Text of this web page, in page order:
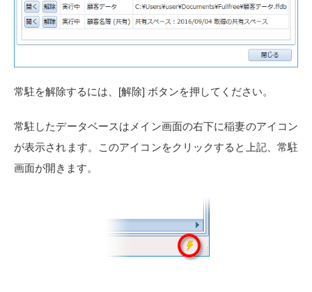
常駐を解除するには、[解除] ボタンを押してください。
常駐したデータベースはメイン画面の右下に稲妻のアイコン
が表示されます。このアイコンをクリックすると上記、常駐
画面が開きます。